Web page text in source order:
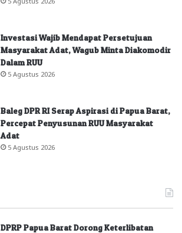
Investasi Wajib Mendapat Persetujuan
Masyarakat Adat, Wagub Minta Diakomodir
Dalam RUU
5 Agustus 2026
Baleg DPR RI Serap Aspirasi di Papua Barat,
Percepat Penyusunan RUU Masyarakat
Adat
5 Agustus 2026
DPRP Papua Barat Dorong Keterlibatan